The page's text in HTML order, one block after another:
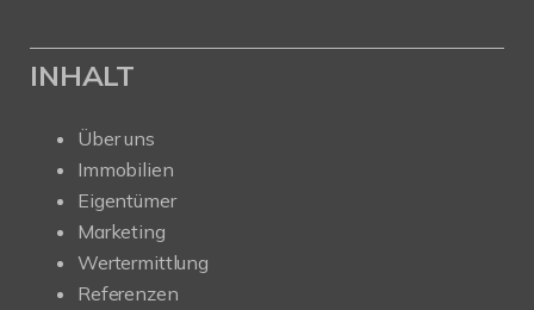
INHALT
Über uns
Immobilien
Eigentümer
Marketing
Wertermittlung
Referenzen